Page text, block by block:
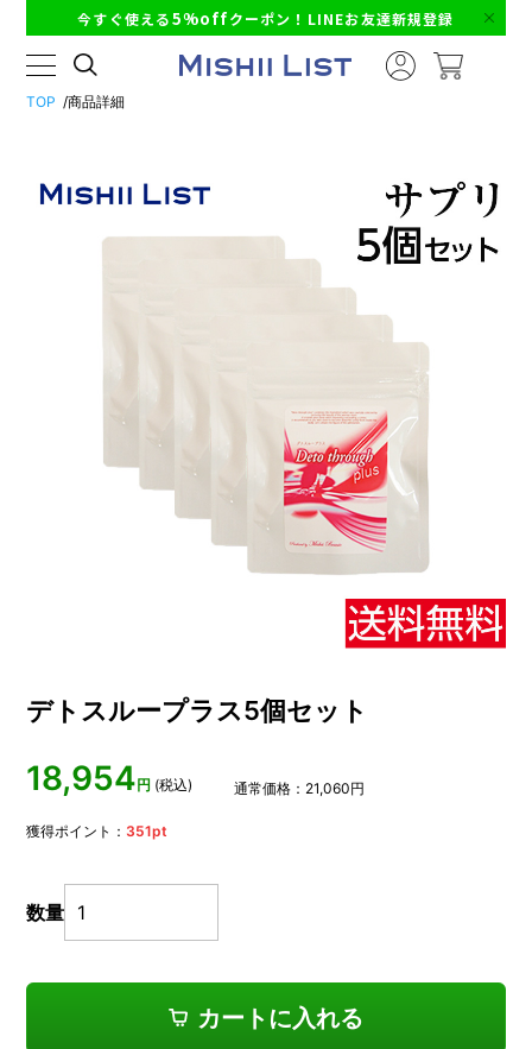
今すぐ使える5%offクーポン！LINEお友達新規登録
TOP 商品詳細
デトスループラス5個セット
18,954円 (税込) 通常価格： 21,060円
獲得ポイント： 351pt
数量
カートに入れる